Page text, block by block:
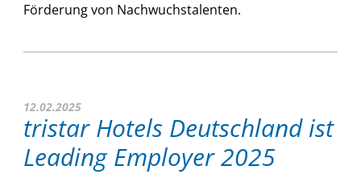
Förderung von Nachwuchstalenten.
12.02.2025
tristar Hotels Deutschland ist
Leading Employer 2025